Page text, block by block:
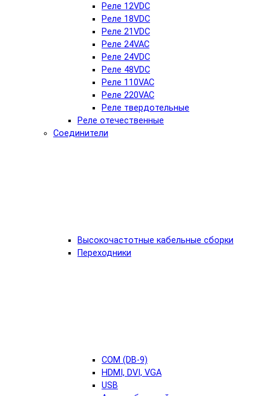
Реле 12VDC
Реле 18VDC
Реле 21VDC
Реле 24VAC
Реле 24VDC
Реле 48VDC
Реле 110VAC
Реле 220VAC
Реле твердотельные
Реле отечественные
Соединители
Высокочастотные кабельные сборки
Переходники
COM (DB-9)
HDMI, DVI, VGA
USB